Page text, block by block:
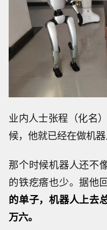
业内人士张程（化名
候，他就已经在做机器
那个时候机器人还不
的铁疙瘩也少。据他回
的单子，机器人上去
万六。